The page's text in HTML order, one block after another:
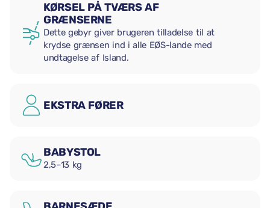
KØRSEL PÅ TVÆRS AF
GRÆNSERNE
Dette gebyr giver brugeren tilladelse til at
krydse grænsen ind i alle EØS-lande med
undtagelse af Island.
EKSTRA FØRER
BABYSTOL
2,5–13 kg